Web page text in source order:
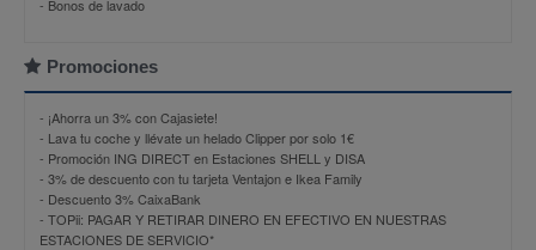
- Bonos de lavado
Promociones
- ¡Ahorra un 3% con Cajasiete!
- Lava tu coche y llévate un helado Clipper por solo 1€
- Promoción ING DIRECT en Estaciones SHELL y DISA
- 3% de descuento con tu tarjeta Ventajon e Ikea Family
- Descuento 3% CaixaBank
- TOPii: PAGAR Y RETIRAR DINERO EN EFECTIVO EN NUESTRAS
ESTACIONES DE SERVICIO*